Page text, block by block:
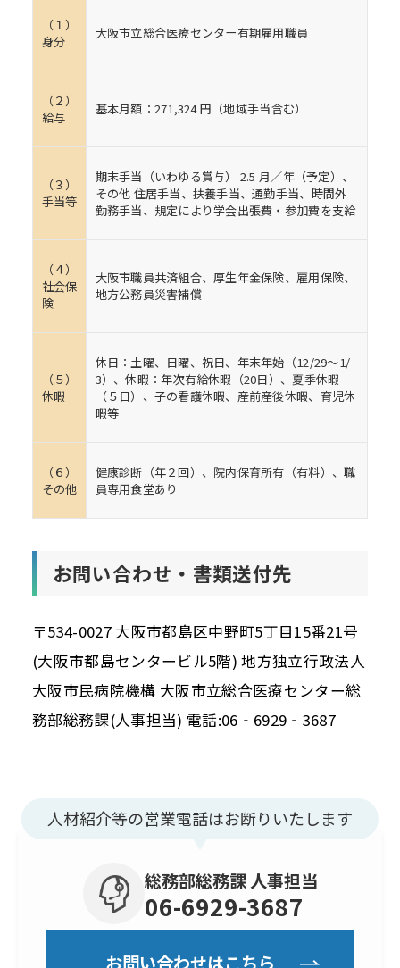
（１）
身分
大阪市立総合医療センター有期雇用職員
（２）
給与
基本月額：271,324 円（地域手当含む）
（３）
手当等
期末手当（いわゆる賞与） 2.5 月／年（予定）、
その他 住居手当、扶養手当、通勤手当、時間外
勤務手当、規定により学会出張費・参加費を支給
（４）
社会保
険
大阪市職員共済組合、厚生年金保険、雇用保険、
地方公務員災害補償
（５）
休暇
休日：土曜、日曜、祝日、年末年始（12/29～1/
3）、休暇：年次有給休暇（20日）、夏季休暇
（５日）、子の看護休暇、産前産後休暇、育児休
暇等
（６）
その他
健康診断（年２回）、院内保育所有（有料）、職
員専用食堂あり
お問い合わせ・書類送付先
〒534-0027 大阪市都島区中野町5丁目15番21号
(大阪市都島センタービル5階) 地方独立行政法人
大阪市民病院機構 大阪市立総合医療センター総
務部総務課(人事担当) 電話:06‐6929‐3687
人材紹介等の営業電話はお断りいたします
総務部総務課 人事担当
06-6929-3687
お問い合わせはこちら